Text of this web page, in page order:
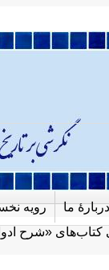
رویه دربارهٔ ما
کتاب‌های «شرح